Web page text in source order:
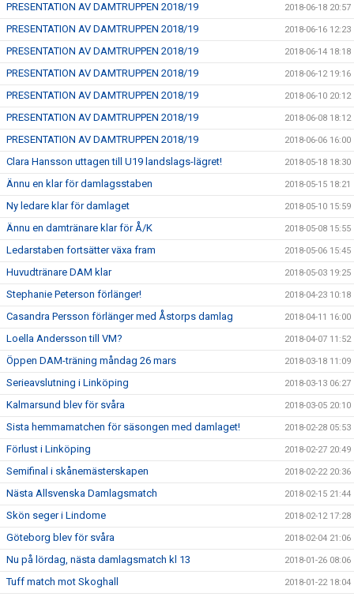
PRESENTATION AV DAMTRUPPEN 2018/19 2018-06-18 20:57
PRESENTATION AV DAMTRUPPEN 2018/19 2018-06-16 12:23
PRESENTATION AV DAMTRUPPEN 2018/19 2018-06-14 18:18
PRESENTATION AV DAMTRUPPEN 2018/19 2018-06-12 19:16
PRESENTATION AV DAMTRUPPEN 2018/19 2018-06-10 20:12
PRESENTATION AV DAMTRUPPEN 2018/19 2018-06-08 18:12
PRESENTATION AV DAMTRUPPEN 2018/19 2018-06-06 16:00
Clara Hansson uttagen till U19 landslags-lägret! 2018-05-18 18:30
Ännu en klar för damlagsstaben 2018-05-15 18:21
Ny ledare klar för damlaget 2018-05-10 15:59
Ännu en damtränare klar för Å/K 2018-05-08 15:55
Ledarstaben fortsätter växa fram 2018-05-06 15:45
Huvudtränare DAM klar 2018-05-03 19:25
Stephanie Peterson förlänger! 2018-04-23 10:18
Casandra Persson förlänger med Åstorps damlag 2018-04-11 16:00
Loella Andersson till VM? 2018-04-07 11:52
Öppen DAM-träning måndag 26 mars 2018-03-18 11:09
Serieavslutning i Linköping 2018-03-13 06:27
Kalmarsund blev för svåra 2018-03-05 20:10
Sista hemmamatchen för säsongen med damlaget! 2018-02-28 05:53
Förlust i Linköping 2018-02-27 20:49
Semifinal i skånemästerskapen 2018-02-22 20:36
Nästa Allsvenska Damlagsmatch 2018-02-15 21:44
Skön seger i Lindome 2018-02-12 17:28
Göteborg blev för svåra 2018-02-04 21:06
Nu på lördag, nästa damlagsmatch kl 13 2018-01-26 08:06
Tuff match mot Skoghall 2018-01-22 18:04